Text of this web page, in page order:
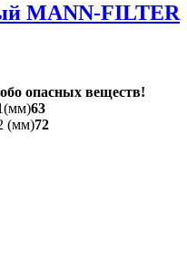
MANN-FILTER
опасных веществ!
63
(мм)72